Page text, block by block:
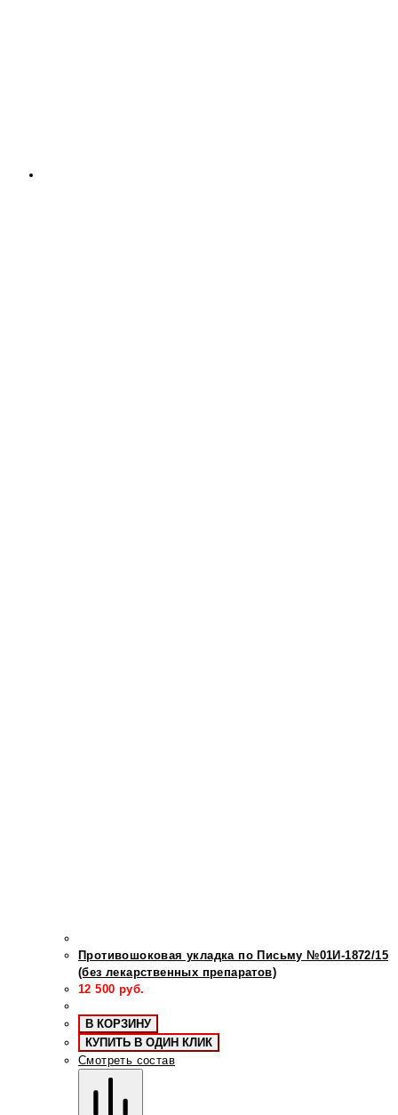
Противошоковая укладка по Письму №01И-1872/15
(без лекарственных препаратов)
12 500 руб.
В КОРЗИНУ
КУПИТЬ В ОДИН КЛИК
Смотреть состав